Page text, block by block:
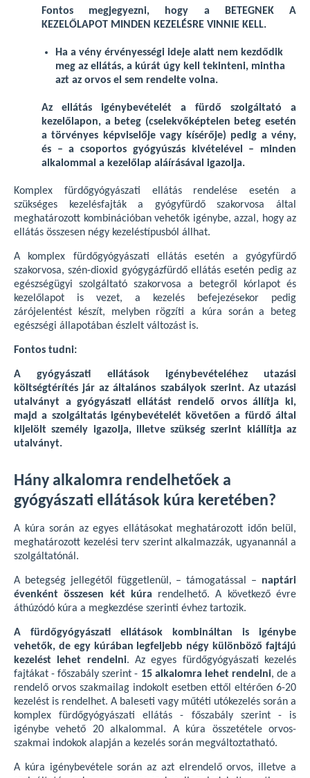
Fontos megjegyezni, hogy a BETEGNEK A
KEZELŐLAPOT MINDEN KEZELÉSRE VINNIE KELL.
Ha a vény érvényességi ideje alatt nem kezdődik
meg az ellátás, a kúrát úgy kell tekinteni, mintha
azt az orvos el sem rendelte volna.
Az ellátás igénybevételét a fürdő szolgáltató a
kezelőlapon, a beteg (cselekvőképtelen beteg esetén
a törvényes képviselője vagy kísérője) pedig a vény,
és – a csoportos gyógyúszás kivételével – minden
alkalommal a kezelőlap aláírásával igazolja.
Komplex fürdőgyógyászati ellátás rendelése esetén a
szükséges kezelésfajták a gyógyfürdő szakorvosa által
meghatározott kombinációban vehetők igénybe, azzal, hogy az
ellátás összesen négy kezeléstípusból állhat.
A komplex fürdőgyógyászati ellátás esetén a gyógyfürdő
szakorvosa, szén-dioxid gyógygázfürdő ellátás esetén pedig az
egészségügyi szolgáltató szakorvosa a betegről kórlapot és
kezelőlapot is vezet, a kezelés befejezésekor pedig
zárójelentést készít, melyben rögzíti a kúra során a beteg
egészségi állapotában észlelt változást is.
Fontos tudni:
A gyógyászati ellátások igénybevételéhez utazási
költségtérítés jár az általános szabályok szerint. Az utazási
utalványt a gyógyászati ellátást rendelő orvos állítja ki,
majd a szolgáltatás igénybevételét követően a fürdő által
kijelölt személy igazolja, illetve szükség szerint kiállítja az
utalványt.
Hány alkalomra rendelhetőek a
gyógyászati ellátások kúra keretében?
A kúra során az egyes ellátásokat meghatározott időn belül,
meghatározott kezelési terv szerint alkalmazzák, ugyanannál a
szolgáltatónál.
A betegség jellegétől függetlenül, – támogatással – naptári
évenként összesen két kúra rendelhető. A következő évre
áthúzódó kúra a megkezdése szerinti évhez tartozik.
A fürdőgyógyászati ellátások kombináltan is igénybe
vehetők, de egy kúrában legfeljebb négy különböző fajtájú
kezelést lehet rendelni. Az egyes fürdőgyógyászati kezelés
fajtákat - főszabály szerint - 15 alkalomra lehet rendelni, de a
rendelő orvos szakmailag indokolt esetben ettől eltérően 6-20
kezelést is rendelhet. A baleseti vagy műtéti utókezelés során a
komplex fürdőgyógyászati ellátás - főszabály szerint - is
igénybe vehető 20 alkalommal. A kúra összetétele orvos-
szakmai indokok alapján a kezelés során megváltoztatható.
A kúra igénybevétele során az azt elrendelő orvos, illetve a